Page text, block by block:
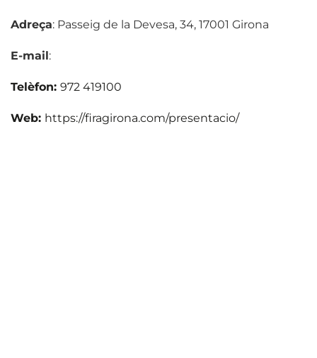
Adreça: Passeig de la Devesa, 34, 17001 Girona
E-mail:
Telèfon: 972 419100
Web: https://firagirona.com/presentacio/